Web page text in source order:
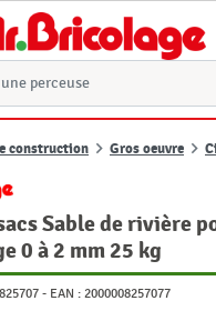
construction Gros oeuvre
Sable de rivière
0 à 2 mm 25 kg
825707 - EAN : 2000008257077